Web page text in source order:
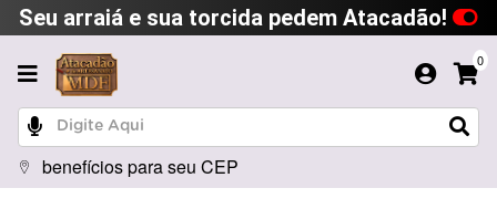
Seu arraiá e sua torcida pedem Atacadão!
0
benefícios para seu CEP